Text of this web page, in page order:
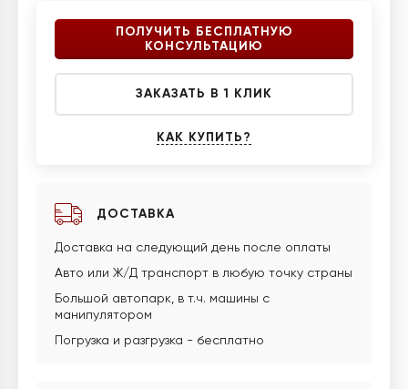
ПОЛУЧИТЬ БЕСПЛАТНУЮ
КОНСУЛЬТАЦИЮ
ЗАКАЗАТЬ В 1 КЛИК
КАК КУПИТЬ?
ДОСТАВКА
Доставка на следующий день после оплаты
Авто или Ж/Д транспорт в любую точку страны
Большой автопарк, в т.ч. машины с
манипулятором
Погрузка и разгрузка - бесплатно